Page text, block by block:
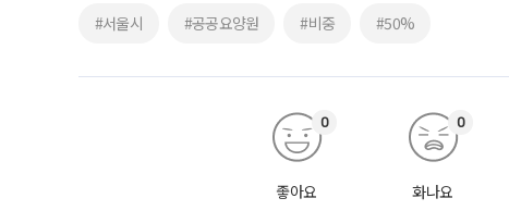
#서울시 #공공요양원 #비중 #50%
좋아요
0
화나요
0